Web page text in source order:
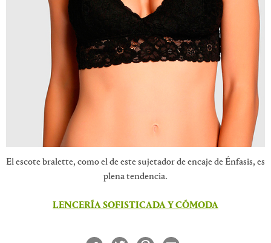
El escote bralette, como el de este sujetador de encaje de Énfasis, es
plena tendencia.
LENCERÍA SOFISTICADA Y CÓMODA